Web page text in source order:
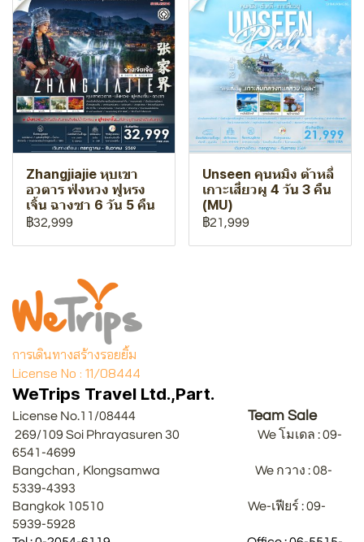
Zhangjiajie หุบเขา
อวตาร ฟ่งหวง ฟูหรง
เจิ้น ฉางซา 6 วัน 5 คืน
฿32,999
Unseen คุนหมิง ต้าหลี่
เกาะเสี่ยวผู 4 วัน 3 คืน
(MU)
฿21,999
การเดินทางสร้างรอยยิ้ม
License No : 11/08444
WeTrips Travel Ltd.,Part.
License No.11/08444 Team Sale
269/109 Soi Phrayasuren 30 We โมเดล : 09-
6541-4699
Bangchan , Klongsamwa We กวาง : 08-
5339-4393
Bangkok 10510 We-เฟียร์ : 09-
5939-5928